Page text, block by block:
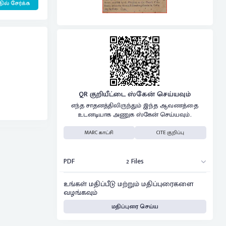
சேர்க்க
QR குறியீட்டை ஸ்கேன் செய்யவும்
எந்த சாதனத்திலிருந்தும் இந்த ஆவணத்தை
உடனடியாக அணுக ஸ்கேன் செய்யவும்..
MARC காட்சி CITE குறிப்பு
PDF 2 Files
உங்கள் மதிப்பீடு மற்றும் மதிப்புரைகளை
வழங்கவும்
மதிப்புரை செய்ய